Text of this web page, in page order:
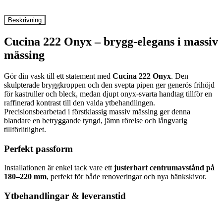
Beskrivning
Cucina 222 Onyx – brygg-elegans i massiv
mässing
Gör din vask till ett statement med Cucina 222 Onyx. Den
skulpterade bryggkroppen och den svepta pipen ger generös frihöjd
för kastruller och bleck, medan djupt onyx-svarta handtag tillför en
raffinerad kontrast till den valda ytbehandlingen.
Precisionsbearbetad i förstklassig massiv mässing ger denna
blandare en betryggande tyngd, jämn rörelse och långvarig
tillförlitlighet.
Perfekt passform
Installationen är enkel tack vare ettjusterbart centrumavstånd på
180–220 mm, perfekt för både renoveringar och nya bänkskivor.
Ytbehandlingar & leveranstid